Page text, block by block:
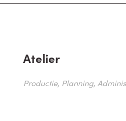
Atelier
Productie, Planning,